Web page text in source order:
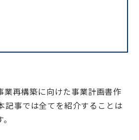
再構築に向けた事業計画書作
事では全てを紹介することは